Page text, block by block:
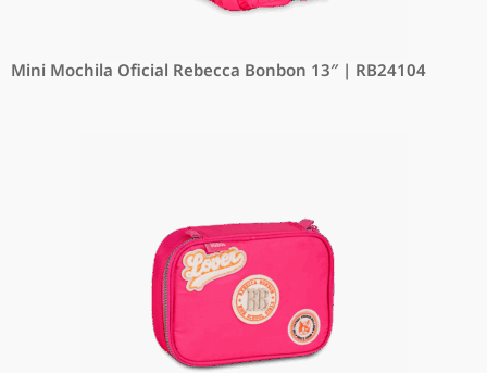
Mini Mochila Oficial Rebecca Bonbon 13″ | RB24104